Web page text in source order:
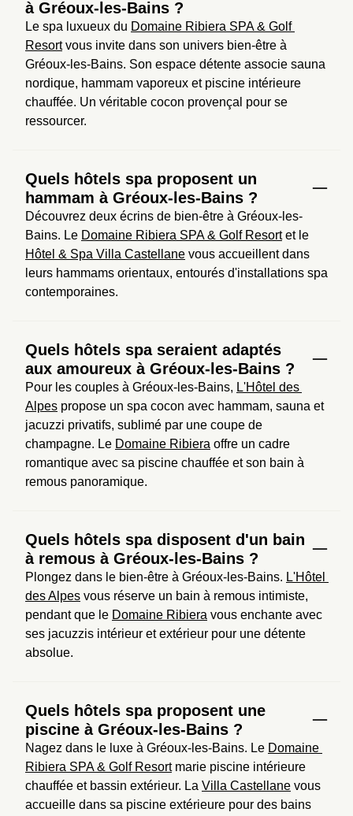
à Gréoux-les-Bains ?
Le spa luxueux du Domaine Ribiera SPA & Golf
Resort vous invite dans son univers bien-être à
Gréoux-les-Bains. Son espace détente associe sauna
nordique, hammam vaporeux et piscine intérieure
chauffée. Un véritable cocon provençal pour se
ressourcer.
Quels hôtels spa proposent un
hammam à Gréoux-les-Bains ?
Découvrez deux écrins de bien-être à Gréoux-les-
Bains. Le Domaine Ribiera SPA & Golf Resort
Hôtel & Spa Villa Castellane vous accueillent dans
leurs hammams orientaux, entourés d'installations spa
contemporaines.
Quels hôtels spa seraient adaptés
aux amoureux à Gréoux-les-Bains ?
Pour les couples à Gréoux-les-Bains, L'Hôtel des
Alpes propose un spa cocon avec hammam, sauna et
jacuzzi privatifs, sublimé par une coupe de
champagne. Le Domaine Ribiera offre un cadre
romantique avec sa piscine chauffée et son bain à
remous panoramique.
Quels hôtels spa disposent d'un bain
à remous à Gréoux-les-Bains ?
Plongez dans le bien-être à Gréoux-les-Bains. L'Hôtel
des Alpes vous réserve un bain à remous intimiste,
pendant que le Domaine Ribiera vous enchante avec
ses jacuzzis intérieur et extérieur pour une détente
absolue.
Quels hôtels spa proposent une
piscine à Gréoux-les-Bains ?
Nagez dans le luxe à Gréoux-les-Bains. Le Domaine
Ribiera SPA & Golf Resort marie piscine intérieure
chauffée et bassin extérieur. La Villa Castellane vous
accueille dans sa piscine extérieure pour des bains